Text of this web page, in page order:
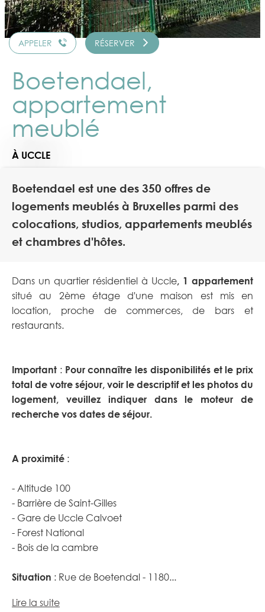
APPELER RÉSERVER
Boetendael,
appartement
meublé
À UCCLE
Boetendael est une des 350 offres de
logements meublés à Bruxelles parmi des
colocations, studios, appartements meublés
et chambres d'hôtes.
Dans un quartier résidentiel à Uccle, 1 appartement
situé au 2ème étage d'une maison est mis en
location, proche de commerces, de bars et
restaurants.
Important : Pour connaître les disponibilités et le prix
total de votre séjour, voir le descriptif et les photos du
logement, veuillez indiquer dans le moteur de
recherche vos dates de séjour.
A proximité :
- Altitude 100
- Barrière de Saint-Gilles
- Gare de Uccle Calvoet
- Forest National
- Bois de la cambre
Situation : Rue de Boetendal - 1180...
Lire la suite